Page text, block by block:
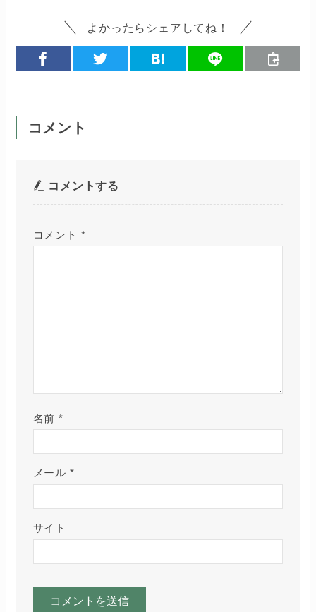
よかったらシェアしてね！
コメント
コメントする
コメント *
名前 *
メール *
サイト